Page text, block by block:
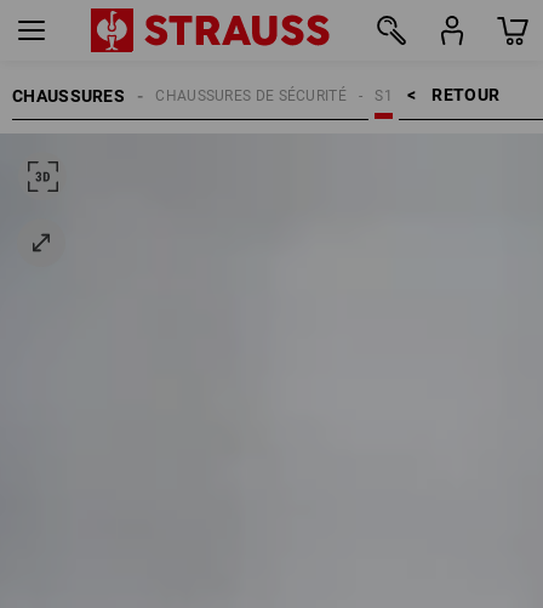
CHAUSSURES RETOUR    >
S1
CHAUSSURES DE SÉCURITÉ